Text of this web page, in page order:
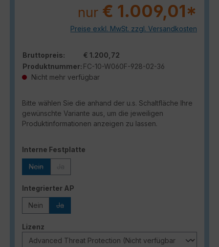
nur € 1.009,01*
Preise exkl. MwSt. zzgl. Versandkosten
Bruttopreis:
€ 1.200,72
Produktnummer: FC-10-W060F-928-02-36
Nicht mehr verfügbar
Bitte wählen Sie die anhand der u.s. Schaltfläche Ihre
gewünschte Variante aus, um die jeweiligen
Produktinformationen anzeigen zu lassen.
Interne Festplatte
Nein
Integrierter AP
Nein Ja
Lizenz